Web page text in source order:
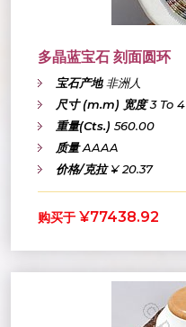
多晶蓝宝石 刻面圆环
宝石产地非洲人
尺寸 (m.m) 宽度3 To 4
重量(Cts.) 560.00
质量AAAA
价格/克拉¥ 20.37
购买于 ¥77438.92